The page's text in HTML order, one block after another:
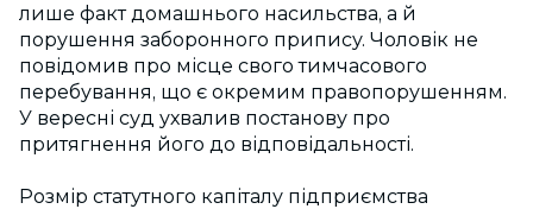
лише факт домашнього насильства, а й
порушення заборонного припису. Чоловік не
повідомив про місце свого тимчасового
перебування, що є окремим правопорушенням.
У вересні суд ухвалив постанову про
притягнення його до відповідальності.
Розмір статутного капіталу підприємства